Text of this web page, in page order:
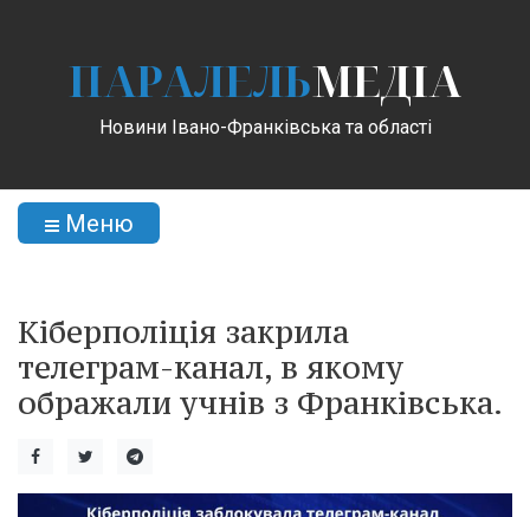
ПАРАЛЕЛЬМЕДІА
Новини Івано-Франківська та області
Меню
Кіберполіція закрила
телеграм-канал, в якому
ображали учнів з Франківська.